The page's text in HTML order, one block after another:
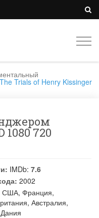
Trials of Henry Kissinger
1080 720
IMDb: 7.6
2002
США, Франция,
Австралия,